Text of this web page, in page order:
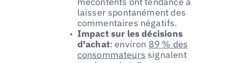
laisser spontanément des
commentaires négatifs.
Impact sur les décisions
d'achat: environ 89 % des
consommateurs signalent